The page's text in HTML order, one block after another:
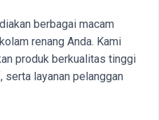
berbagai macam
renang Anda. Kami
produk berkualitas tinggi
layanan pelanggan